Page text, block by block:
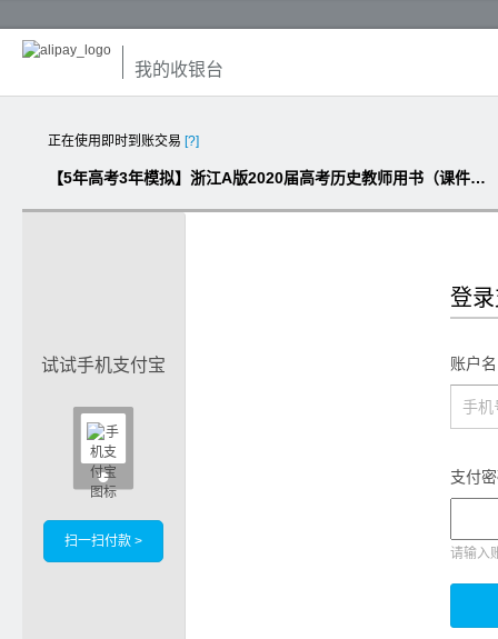
我的收银台
正在使用即时到账交易 [?]
【5年高考3年模拟】浙江A版2020届高考历史教师用书（课件作业）（54份打包）
试试手机支付宝

扫一扫付款 >
登
账户
支付
请输入